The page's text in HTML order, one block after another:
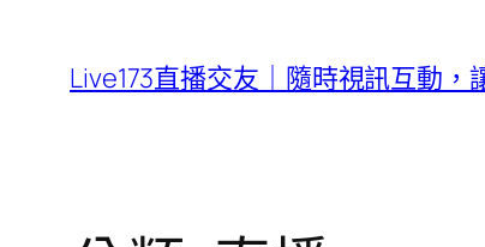
Live173直播交友｜隨時視訊互動，